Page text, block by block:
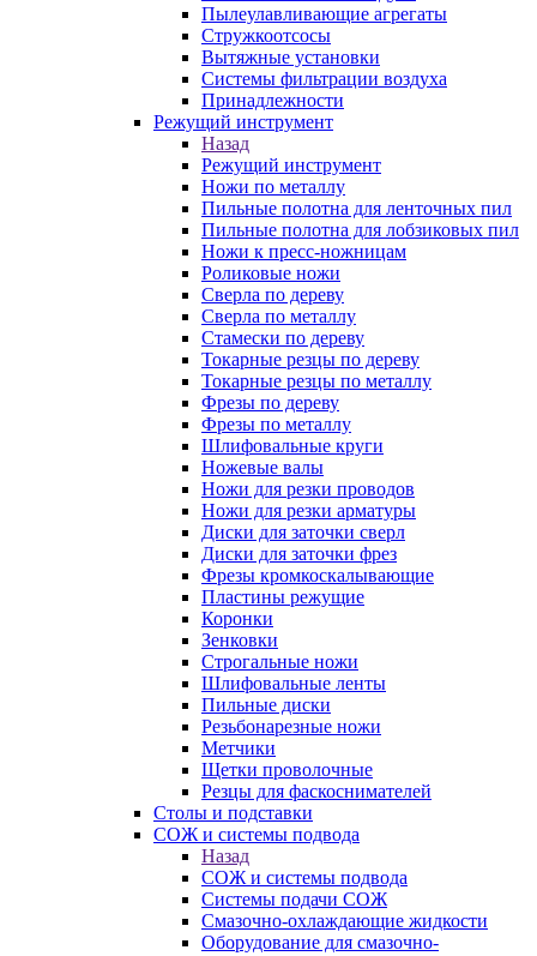
Пылеулавливающие агрегаты
Стружкоотсосы
Вытяжные установки
Системы фильтрации воздуха
Принадлежности
Режущий инструмент
Назад
Режущий инструмент
Ножи по металлу
Пильные полотна для ленточных пил
Пильные полотна для лобзиковых пил
Ножи к пресс-ножницам
Роликовые ножи
Сверла по дереву
Сверла по металлу
Стамески по дереву
Токарные резцы по дереву
Токарные резцы по металлу
Фрезы по дереву
Фрезы по металлу
Шлифовальные круги
Ножевые валы
Ножи для резки проводов
Ножи для резки арматуры
Диски для заточки сверл
Диски для заточки фрез
Фрезы кромкоскалывающие
Пластины режущие
Коронки
Зенковки
Строгальные ножи
Шлифовальные ленты
Пильные диски
Резьбонарезные ножи
Метчики
Щетки проволочные
Резцы для фаскоснимателей
Столы и подставки
СОЖ и системы подвода
Назад
СОЖ и системы подвода
Системы подачи СОЖ
Смазочно-охлаждающие жидкости
Оборудование для смазочно-